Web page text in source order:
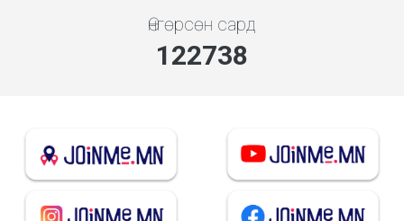
Өнгөрсөн сард
136900